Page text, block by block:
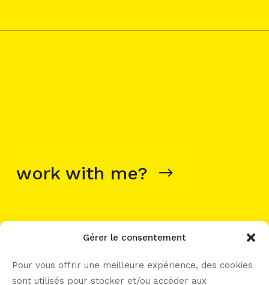
Gérer le consentement
Pour vous offrir une meilleure expérience, des cookies
sont utilisés pour stocker et/ou accéder aux
work with me?